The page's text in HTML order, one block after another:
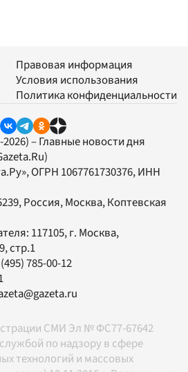
Правовая информация
Условия использования
Политика конфиденциальности
– Главные новости дня
, ОГРН 1067761730376, ИНН
Россия, Москва, Коптевская
117105, г. Москва,
стр.1
785-00-12
СМИ Эл № ФС77-67642
по надзору в сфере
технологий и массовых